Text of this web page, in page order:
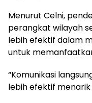
Menurut Celni,
perangkat wilayah
lebih efektif dalam
untuk
“Komunikasi
lebih efektif menarik